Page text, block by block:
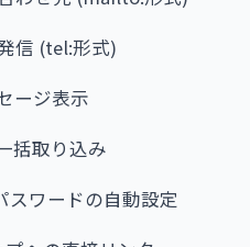
信 (tel:形式)
ージ表示
括取り込み
スワードの自動設定